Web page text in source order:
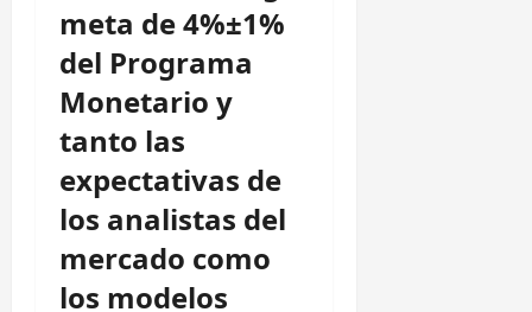
meta de 4%±1%
del Programa
Monetario y
tanto las
expectativas de
los analistas del
mercado como
los modelos